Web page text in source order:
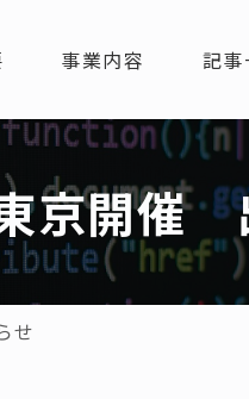
事業内容 記事
京開催
せ